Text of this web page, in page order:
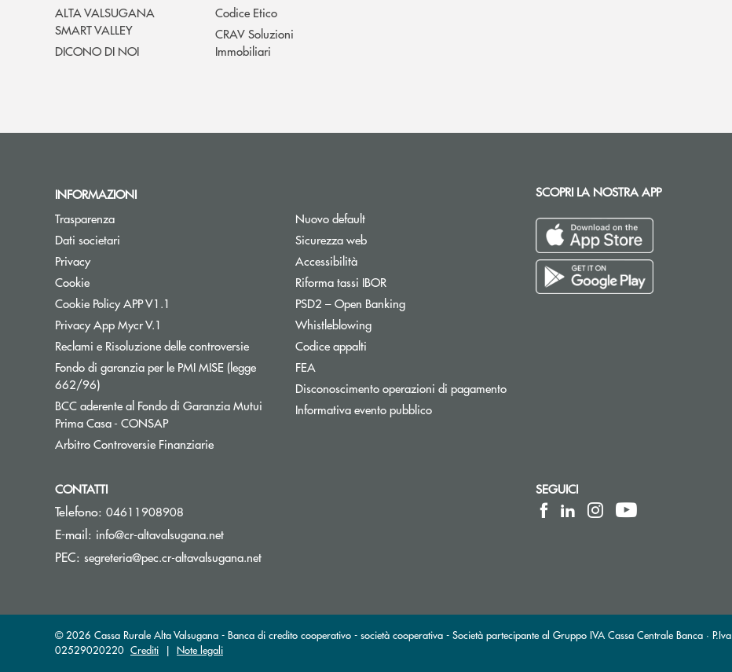
ALTA VALSUGANA
SMART VALLEY
DICONO DI NOI
Codice Etico
CRAV Soluzioni
Immobiliari
INFORMAZIONI
Trasparenza
Dati societari
Privacy
Cookie
Cookie Policy APP V1.1
Privacy App Mycr V.1
Reclami e Risoluzione delle controversie
Fondo di garanzia per le PMI MISE (legge
662/96)Apre una nuova finestra
BCC aderente al Fondo di Garanzia Mutui
Prima Casa - CONSAPApre una nuova finestra
Arbitro Controversie FinanziarieApre una nuova finestra
Nuovo default
Sicurezza web
Accessibilità
Riforma tassi IBOR
PSD2 – Open BankingApre una nuova finestra
Whistleblowing
Codice appalti
FEA
Disconoscimento operazioni di pagamentoApre una nuova finestra
Informativa evento pubblico
SCOPRI LA NOSTRA APP
CONTATTI
Telefono: 04611908908
E-mail: info@cr-altavalsugana.net(si apre l’app di posta elettronica)
PEC: segreteria@pec.cr-altavalsugana.net(si apre l’app di posta elettronica)
SEGUICI
© 2026 Cassa Rurale Alta Valsugana - Banca di credito cooperativo - società cooperativa - Società partecipante al Gruppo IVA Cassa Centrale Banca · P.Iva
02529020220 Crediti | Note legali